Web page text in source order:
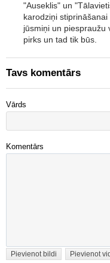
"Auseklis" un
karodziņi
jūsmiņi un piespraužu
pirks un tad tik būs.
Tavs komentārs
Vārds
Komentārs
Pievienot bildi Pievienot